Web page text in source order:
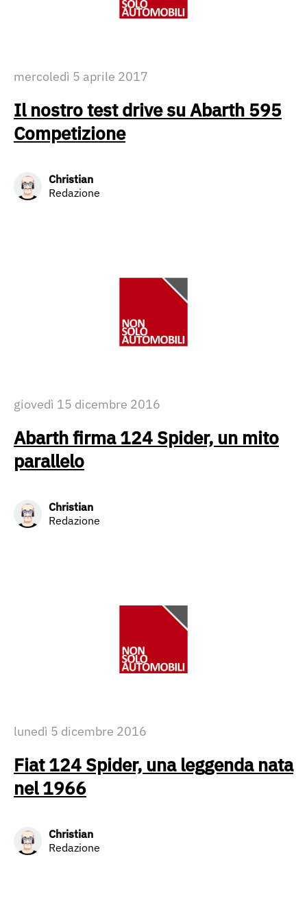
mercoledì 5 aprile 2017
Il nostro test drive su Abarth 595
Competizione
Christian
Redazione
giovedì 15 dicembre 2016
Abarth firma 124 Spider, un mito
parallelo
Christian
Redazione
lunedì 5 dicembre 2016
Fiat 124 Spider, una leggenda nata
nel 1966
Christian
Redazione